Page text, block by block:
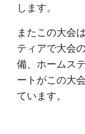
します。
またこの大会
ティアで大会
備、ホームス
ートがこの大
ています。